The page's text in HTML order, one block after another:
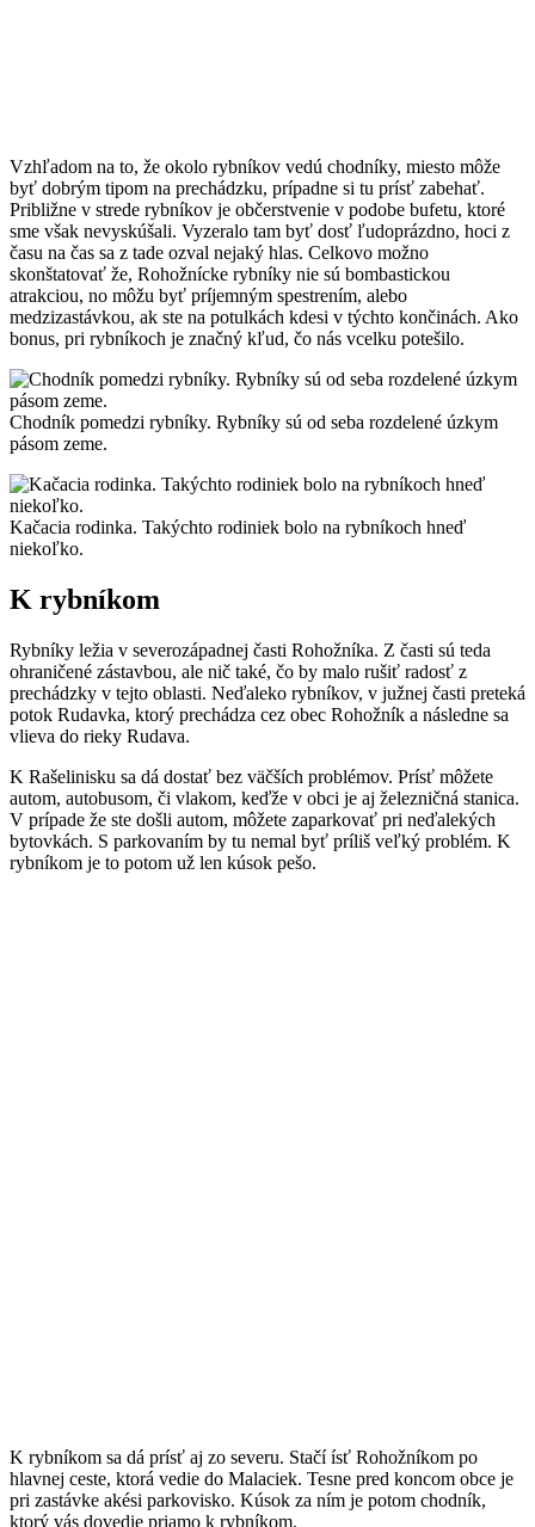
Vzhľadom na to, že okolo rybníkov vedú chodníky, miesto môže
byť dobrým tipom na prechádzku, prípadne si tu prísť zabehať.
Približne v strede rybníkov je občerstvenie v podobe bufetu, ktoré
sme však nevyskúšali. Vyzeralo tam byť dosť ľudoprázdno, hoci z
času na čas sa z tade ozval nejaký hlas. Celkovo možno
skonštatovať že, Rohožnícke rybníky nie sú bombastickou
atrakciou, no môžu byť príjemným spestrením, alebo
medzizastávkou, ak ste na potulkách kdesi v týchto končinách. Ako
bonus, pri rybníkoch je značný kľud, čo nás vcelku potešilo.
Chodník pomedzi rybníky. Rybníky sú od seba rozdelené úzkym
pásom zeme.
Kačacia rodinka. Takýchto rodiniek bolo na rybníkoch hneď
niekoľko.
K rybníkom
Rybníky ležia v severozápadnej časti Rohožníka. Z časti sú teda
ohraničené zástavbou, ale nič také, čo by malo rušiť radosť z
prechádzky v tejto oblasti. Neďaleko rybníkov, v južnej časti preteká
potok Rudavka, ktorý prechádza cez obec Rohožník a následne sa
vlieva do rieky Rudava.
K Rašelinisku sa dá dostať bez väčších problémov. Prísť môžete
autom, autobusom, či vlakom, keďže v obci je aj železničná stanica.
V prípade že ste došli autom, môžete zaparkovať pri neďalekých
bytovkách. S parkovaním by tu nemal byť príliš veľký problém. K
rybníkom je to potom už len kúsok pešo.
K rybníkom sa dá prísť aj zo severu. Stačí ísť Rohožníkom po
hlavnej ceste, ktorá vedie do Malaciek. Tesne pred koncom obce je
pri zastávke akési parkovisko. Kúsok za ním je potom chodník,
ktorý vás dovedie priamo k rybníkom.